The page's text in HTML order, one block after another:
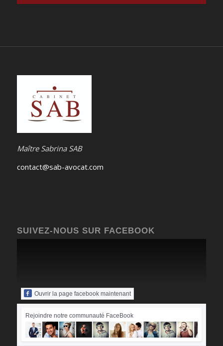
Maître Sabrina SAB
contact@sab-avocat.com
SUIVEZ-NOUS SUR FACEBOOK
Ouvrir la page facebook maintenant
Rejoindre notre communauté FaceBook